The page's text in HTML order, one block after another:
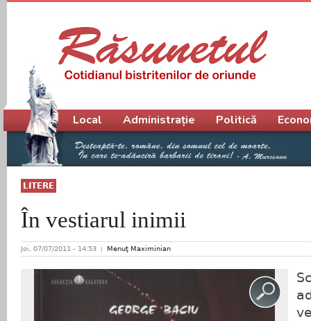
LITERE
În vestiarul inimii
Joi, 07/07/2011 - 14:53 Menuţ Maximinian
Meniu principal
Local Administrație Politică